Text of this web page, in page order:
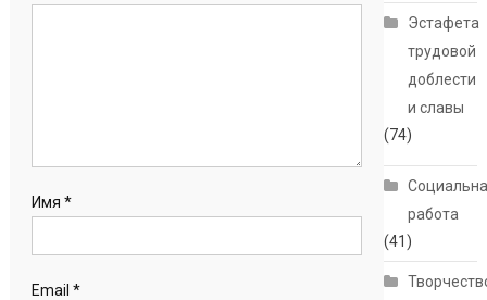
Имя *
Email *
Эстафета
трудовой
доблести
и славы
(74)
работа
(41)